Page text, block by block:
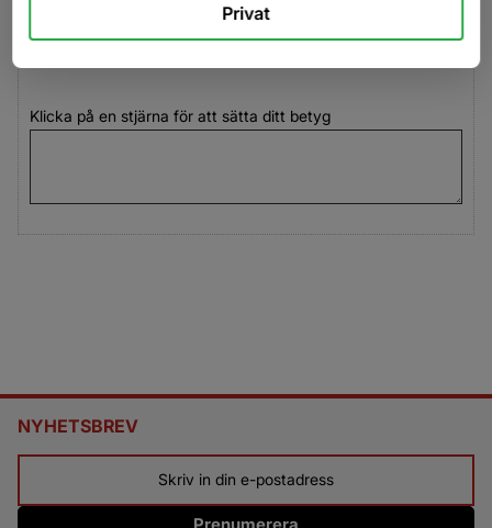
Klicka på en stjärna för att sätta ditt betyg
NYHETSBREV
Privat